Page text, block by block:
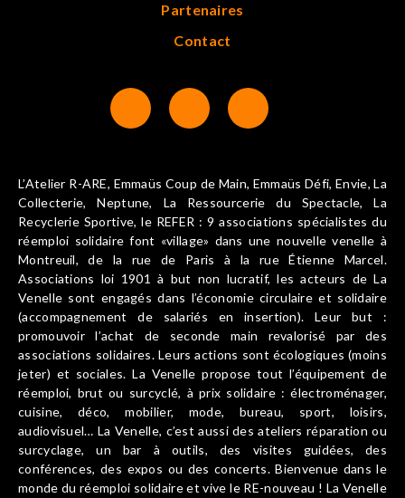
Partenaires
Contact
L’Atelier R-ARE, Emmaüs Coup de Main, Emmaüs Défi, Envie, La
Collecterie, Neptune, La Ressourcerie du Spectacle, La
Recyclerie Sportive, le REFER : 9 associations spécialistes du
réemploi solidaire font «village» dans une nouvelle venelle à
Montreuil, de la rue de Paris à la rue Étienne Marcel.
Associations loi 1901 à but non lucratif, les acteurs de La
Venelle sont engagés dans l’économie circulaire et solidaire
(accompagnement de salariés en insertion). Leur but :
promouvoir l’achat de seconde main revalorisé par des
associations solidaires. Leurs actions sont écologiques (moins
jeter) et sociales. La Venelle propose tout l’équipement de
réemploi, brut ou surcyclé, à prix solidaire : électroménager,
cuisine, déco, mobilier, mode, bureau, sport, loisirs,
audiovisuel… La Venelle, c’est aussi des ateliers réparation ou
surcyclage, un bar à outils, des visites guidées, des
conférences, des expos ou des concerts. Bienvenue dans le
monde du réemploi solidaire et vive le RE-nouveau ! La Venelle